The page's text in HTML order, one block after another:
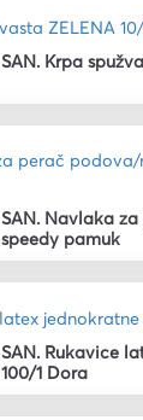
SAN. Krpa
SAN. Navlaka
speedy pamuk
SAN. Rukavice
100/1 Dora